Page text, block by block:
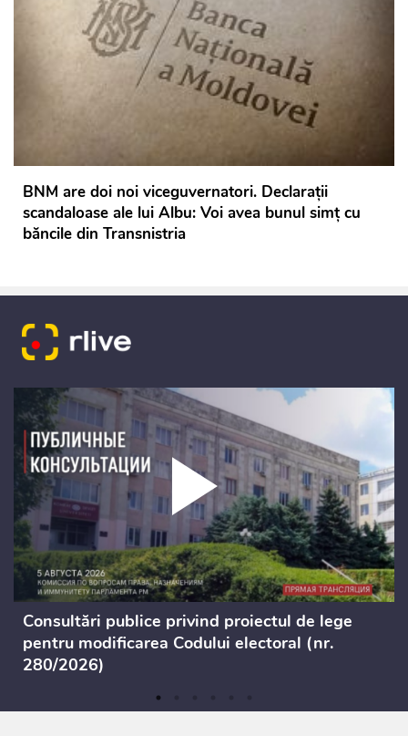
BNM are doi noi viceguvernatori. Declarații
scandaloase ale lui Albu: Voi avea bunul simț cu
băncile din Transnistria
Consultări publice privind proiectul de lege
pentru modificarea Codului electoral (nr.
280/2026)